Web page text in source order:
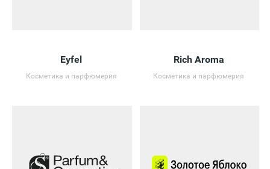
Eyfel
Косметика и парфюмерия
Rich Aroma
Косметика и парфюмерия